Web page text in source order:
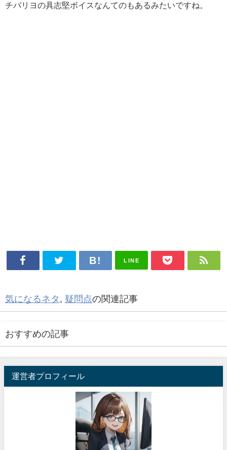
チバリヨの具志堅ボイスなんてのもあるみたいですね。
LINE
気になるネタ , 疑問点の関連記事
おすすめの記事
運営者プロフィール